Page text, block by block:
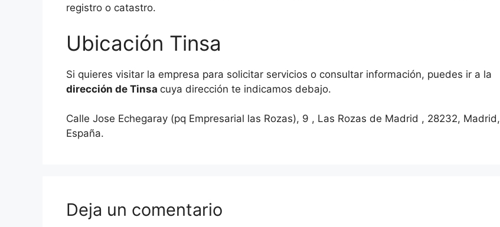
registro o catastro.
Ubicación Tinsa
Si quieres visitar la empresa para solicitar servicios o consultar información, puedes ir a la
dirección de Tinsa cuya dirección te indicamos debajo.
Calle Jose Echegaray (pq Empresarial las Rozas), 9 , Las Rozas de Madrid , 28232, Madrid,
España.
Deja un comentario